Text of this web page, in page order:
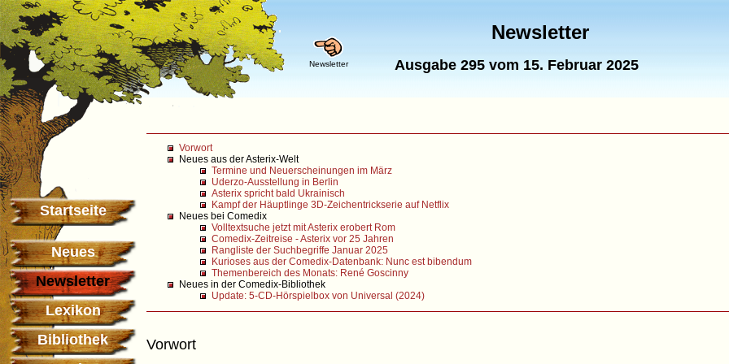
Newsletter
Newsletter
Ausgabe 295 vom 15. Februar 2025
Startseite
Neues
Newsletter
Lexikon
Bibliothek
Vorwort
Neues aus der Asterix-Welt
Termine und Neuerscheinungen im März
Uderzo-Ausstellung in Berlin
Asterix spricht bald Ukrainisch
Kampf der Häuptlinge 3D-Zeichentrickserie auf Netflix
Neues bei Comedix
Volltextsuche jetzt mit Asterix erobert Rom
Comedix-Zeitreise - Asterix vor 25 Jahren
Rangliste der Suchbegriffe Januar 2025
Kurioses aus der Comedix-Datenbank: Nunc est bibendum
Themenbereich des Monats: René Goscinny
Neues in der Comedix-Bibliothek
Update: 5-CD-Hörspielbox von Universal (2024)
Vorwort